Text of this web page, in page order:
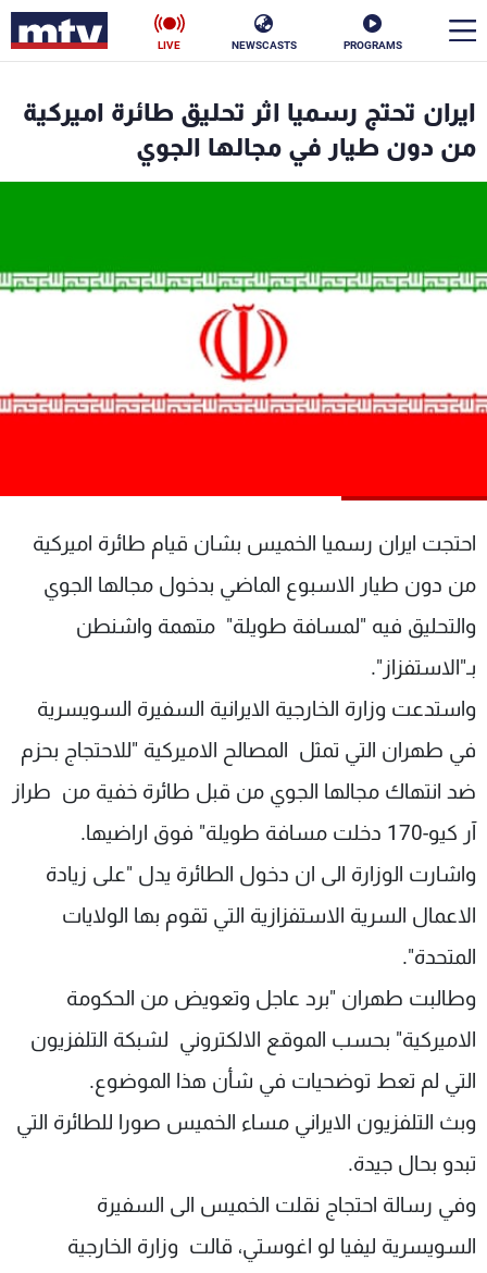
PROGRAMS
NEWSCASTS
LIVE
ايران تحتج رسميا اثر تحليق طائرة اميركية
من دون طيار في مجالها الجوي
احتجت ايران رسميا الخميس بشان قيام طائرة اميركية
من دون طيار الاسبوع الماضي بدخول مجالها الجوي
والتحليق فيه "لمسافة طويلة" متهمة واشنطن
بـ"الاستفزاز".
واستدعت وزارة الخارجية الايرانية السفيرة السويسرية
في طهران التي تمثل المصالح الاميركية "للاحتجاج بحزم
ضد انتهاك مجالها الجوي من قبل طائرة خفية من طراز
آر كيو-170 دخلت مسافة طويلة" فوق اراضيها.
واشارت الوزارة الى ان دخول الطائرة يدل "على زيادة
الاعمال السرية الاستفزازية التي تقوم بها الولايات
المتحدة".
وطالبت طهران "برد عاجل وتعويض من الحكومة
الاميركية" بحسب الموقع الالكتروني لشبكة التلفزيون
التي لم تعط توضحيات في شأن هذا الموضوع.
وبث التلفزيون الايراني مساء الخميس صورا للطائرة التي
تبدو بحال جيدة.
وفي رسالة احتجاج نقلت الخميس الى السفيرة
السويسرية ليفيا لو اغوستي، قالت وزارة الخارجية
منوعات رياضة
الترددات
الإنـتـاج
لاعلاناتكم
تواصل معنا